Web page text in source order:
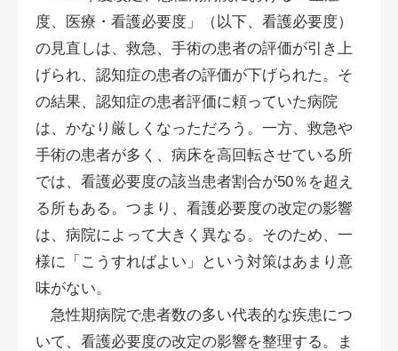
度、医療・看護必要度」（以下、看護必要度）
の見直しは、救急、手術の患者の評価が引き上
げられ、認知症の患者の評価が下げられた。そ
の結果、認知症の患者評価に頼っていた病院
は、かなり厳しくなっただろう。一方、救急や
手術の患者が多く、病床を高回転させている所
では、看護必要度の該当患者割合が50％を超え
る所もある。つまり、看護必要度の改定の影響
は、病院によって大きく異なる。そのため、一
様に「こうすればよい」という対策はあまり意
味がない。
急性期病院で患者数の多い代表的な疾患につ
いて、看護必要度の改定の影響を整理する。ま